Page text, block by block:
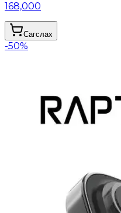
168,000
Сагслах
-50%